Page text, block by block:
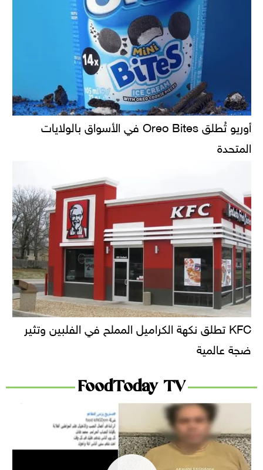
أوريو تُطلق Oreo Bites في الأسواق بالولايات
المتحدة
KFC تطلق نكهة الكراميل المملح في الفلبين وتثير
ضجة عالمية
FoodToday TV